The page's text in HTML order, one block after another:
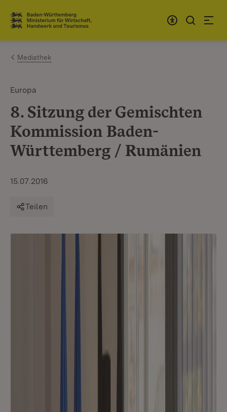
Zum Inhalt springen
Link zur Startseite
Mediathek
Europa
8. Sitzung der Gemischten
Kommission Baden-
Württemberg / Rumänien
15.07.2016
Teilen